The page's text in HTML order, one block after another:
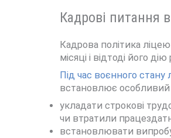
Кадрові питання
Кадрова політика
місяці і відтоді його
Під час воєнного
встановлює особливий
укладати строкові
чи втратили
встановлювати